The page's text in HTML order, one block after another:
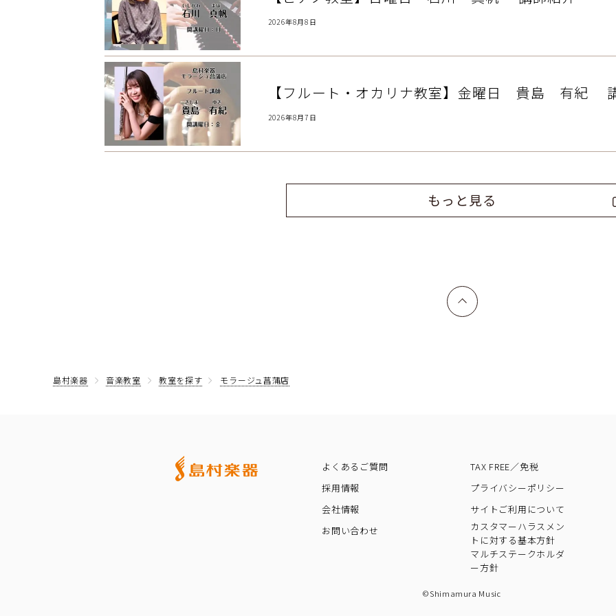
2026年8月8日
【フルート・オカリナ教室】金曜日 貴島 有紀
2026年8月7日
もっと見る
上へ戻る
島村楽器 音楽教室 教室を探す モラージュ菖蒲店
よくあるご質問
採用情報
会社情報
お問い合わせ
TAX FREE／免税
プライバシーポリシー
サイトご利用について
カスタマーハラスメン
トに対する基本方針
マルチステークホルダ
ー方針
©Shimamura Music